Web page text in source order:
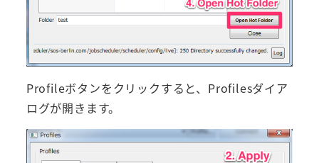
Profileボタンをクリックすると、Profilesダイア
ログが開きます。